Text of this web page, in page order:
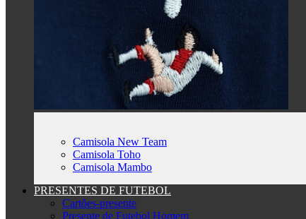
Camisola New Team
Camisola Toho
Camisola Mambo
PRESENTES DE FUTEBOL
Cartões-presente
Presente de Futebol Homem